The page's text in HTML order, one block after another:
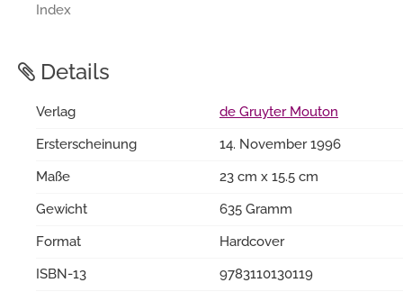
Index
Details
Verlag
de Gruyter Mouton
Ersterscheinung
14. November 1996
Maße
23 cm x 15.5 cm
Gewicht
635 Gramm
Format
Hardcover
ISBN-13
9783110130119